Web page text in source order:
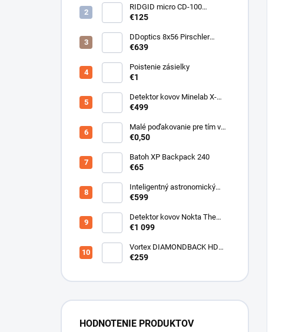
RIDGID micro CD-100
Detektor horľavých plynov
€125
DDoptics 8x56 Pirschler
Gen.3 Magnesium zelený
€639
Poistenie zásielky
€1
Detektor kovov Minelab X-
Terra ELITE pinpoiter set
€499
Malé poďakovanie pre tím v
sklade
€0,50
Batoh XP Backpack 240
€65
Inteligentný astronomický
teleskop DwarfLab Dwarf III
€599
Detektor kovov Nokta The
Legend 2
€1 099
Vortex DIAMONDBACK HD
10X50
€259
HODNOTENIE PRODUKTOV